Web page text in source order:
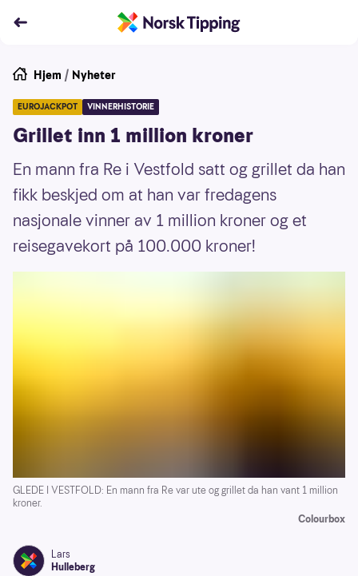
Hjem / Nyheter
EUROJACKPOT VINNERHISTORIE
Grillet inn 1 million kroner
En mann fra Re i Vestfold satt og grillet da han
fikk beskjed om at han var fredagens
nasjonale vinner av 1 million kroner og et
reisegavekort på 100.000 kroner!
GLEDE I VESTFOLD: En mann fra Re var ute og grillet da han vant 1 million
kroner.
Colourbox
Lars
Hulleberg